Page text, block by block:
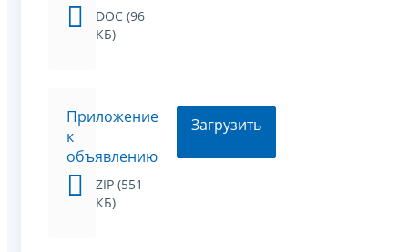
DOC (96
КБ)
Приложение
к
объявлению
ZIP (551
КБ)
Загрузить